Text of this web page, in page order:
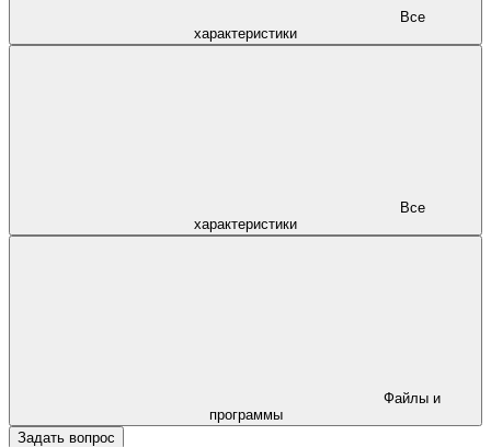
характеристики
характеристики
программы
Задать вопрос